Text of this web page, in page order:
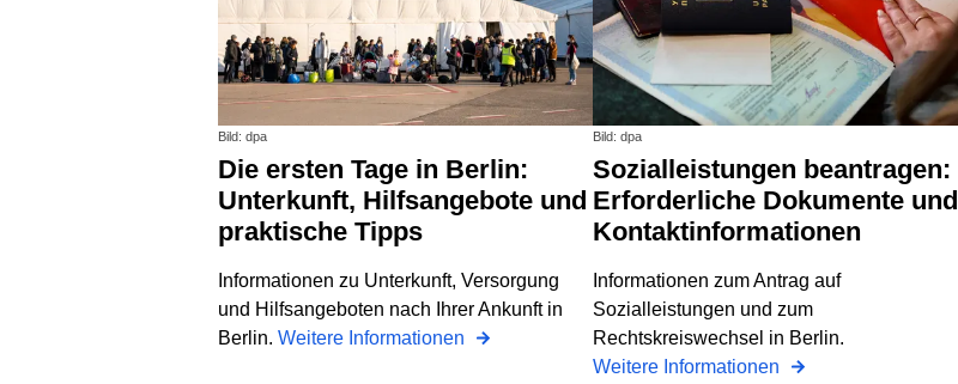
Bild: dpa
Die ersten Tage in Berlin:
Unterkunft, Hilfsangebote und
praktische Tipps
Informationen zu Unterkunft, Versorgung
und Hilfsangeboten nach Ihrer Ankunft in
Berlin. Weitere Informationen
Bild: dpa
Sozialleistungen beantragen:
Erforderliche Dokumente und
Kontaktinformationen
Informationen zum Antrag auf
Sozialleistungen und zum
Rechtskreiswechsel in Berlin.
Weitere Informationen